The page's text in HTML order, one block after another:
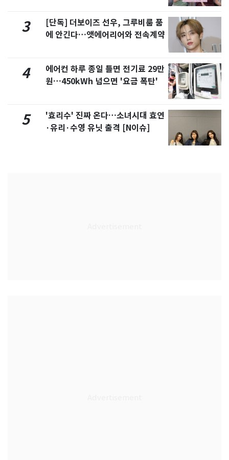
3
[단독] 더보이즈 선우, 그루비룸 품
에 안긴다…앳에어리어와 전속계약
4
에어컨 하루 종일 틀면 전기료 29만
원…450kWh 넘으면 '요금 폭탄'
5
'효리수' 진짜 온다…소녀시대 효연
·유리·수영 유닛 출격 [N이슈]